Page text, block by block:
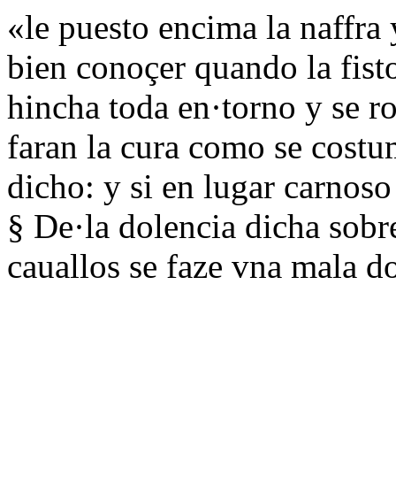
«le puesto encima la
bien conoçer quando la
hincha toda en·torno y se
faran la cura como se
dicho: y si en lugar
§ De·la dolencia dicha
cauallos se faze vna mala